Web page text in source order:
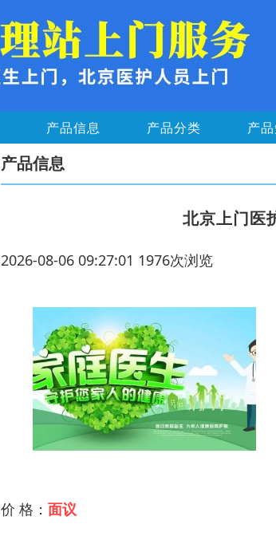
产品信息 产品分类 产
产品信息
北京上门医
2026-08-06 09:27:01 1976次浏览
价 格： 面议